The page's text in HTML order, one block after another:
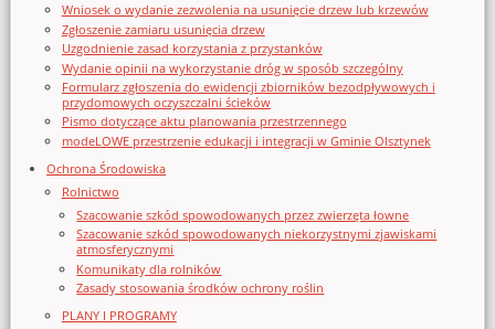
Wniosek o wydanie zezwolenia na usunięcie drzew lub krzewów
Zgłoszenie zamiaru usunięcia drzew
Uzgodnienie zasad korzystania z przystanków
Wydanie opinii na wykorzystanie dróg w sposób szczególny
Formularz zgłoszenia do ewidencji zbiorników bezodpływowych i
przydomowych oczyszczalni ścieków
Pismo dotyczące aktu planowania przestrzennego
modeLOWE przestrzenie edukacji i integracji w Gminie Olsztynek
Ochrona Środowiska
Rolnictwo
Szacowanie szkód spowodowanych przez zwierzęta łowne
Szacowanie szkód spowodowanych niekorzystnymi zjawiskami
atmosferycznymi
Komunikaty dla rolników
Zasady stosowania środków ochrony roślin
PLANY I PROGRAMY